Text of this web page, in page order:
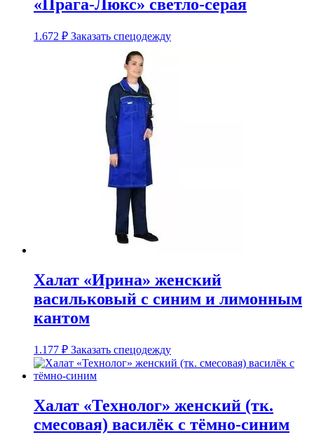
«Прага-Люкс» светло-серая
1.672 ₽ Заказать спецодежду
Халат «Ирина» женский
васильковый с синим и лимонным
кантом
1.177 ₽ Заказать спецодежду
Халат «Технолог» женский (тк.
смесовая) василёк с тёмно-синим